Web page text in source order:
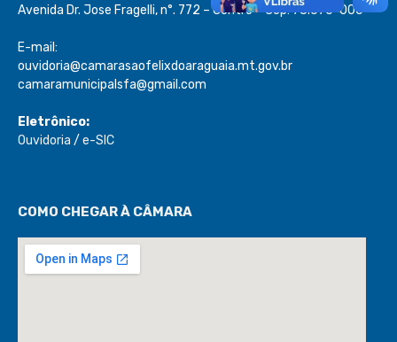
Avenida Dr. Jose Fragelli, n°. 772 – Centro – Cep: 78.670-000
E-mail:
ouvidoria@camarasaofelixdoaraguaia.mt.gov.br
camaramunicipalsfa@gmail.com
Eletrônico:
Ouvidoria / e-SIC
COMO CHEGAR À CÂMARA